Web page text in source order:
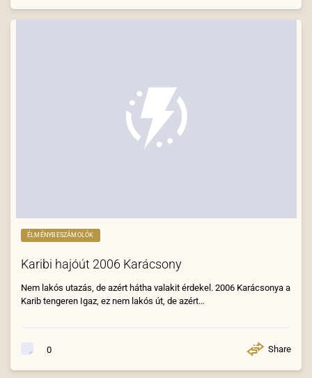
ÉLMÉNYBESZÁMOLÓK
Karibi hajóút 2006 Karácsony
Nem lakós utazás, de azért hátha valakit érdekel. 2006 Karácsonya a
Karib tengeren Igaz, ez nem lakós út, de azért…
0 Share